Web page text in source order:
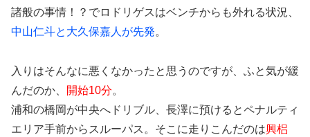
諸般の事情！？でロドリゲスはベンチからも外れる状況、
中山仁斗と大久保嘉人が先発。
入りはそんなに悪くなかったと思うのですが、ふと気が緩
んだのか、
開始10分。
浦和の橋岡が中央へドリブル、長澤に預けるとペナルティ
エリア手前からスルーパス。そこに走りこんだのは興梠